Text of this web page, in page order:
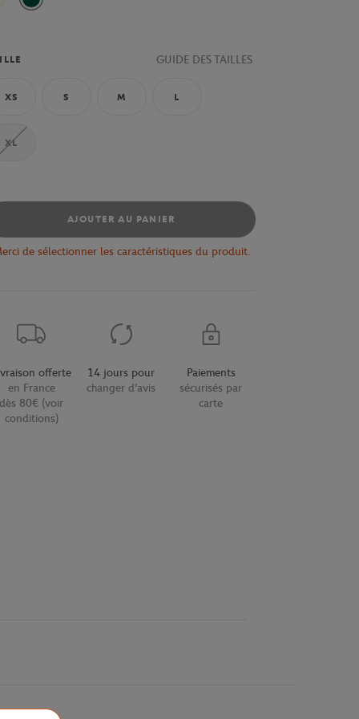
Vert
GUIDE DES TAILLES
XS S M L
XL
AJOUTER AU PANIER
de sélectionner les caractéristiques du produit.
offerte
en France
dès 80€ (voir
conditions)
14 jours pour
changer d'avis
Paiements
sécurisés par
carte